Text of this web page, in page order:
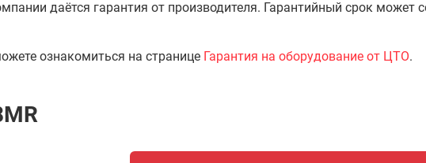
даётся гарантия от производителя. Гарантийный срок может
ознакомиться на странице Гарантия на оборудование от ЦТО.